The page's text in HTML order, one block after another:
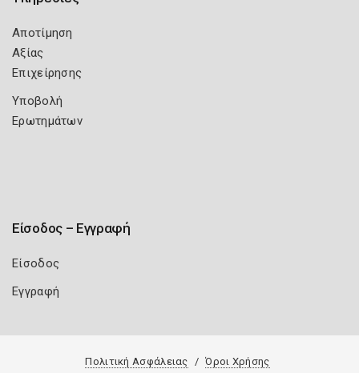
Αποτίμηση
Αξίας
Επιχείρησης
Υποβολή
Ερωτημάτων
Είσοδος – Εγγραφή
Είσοδος
Εγγραφή
Πολιτική Ασφάλειας Όροι Χρήσης